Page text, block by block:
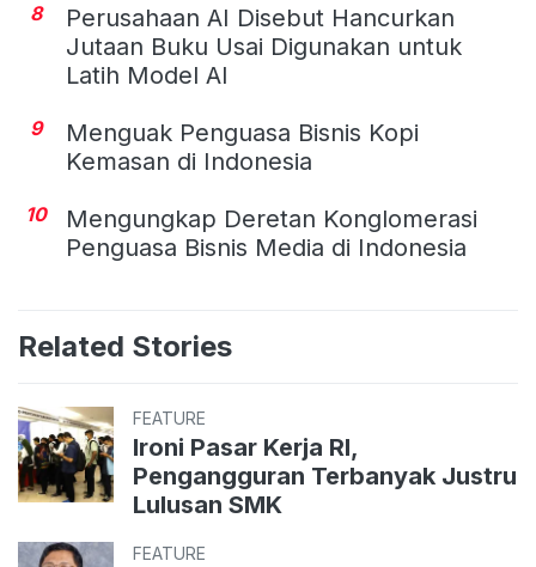
8
Perusahaan AI Disebut Hancurkan
Jutaan Buku Usai Digunakan untuk
Latih Model AI
9
Menguak Penguasa Bisnis Kopi
Kemasan di Indonesia
10
Mengungkap Deretan Konglomerasi
Penguasa Bisnis Media di Indonesia
Related Stories
FEATURE
Ironi Pasar Kerja RI,
Pengangguran Terbanyak Justru
Lulusan SMK
FEATURE